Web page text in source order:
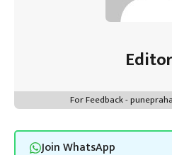
For Feedback -
Join WhatsApp